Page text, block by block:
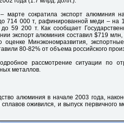
марте сократила экспорт алюминия
714 000 т, рафинированной меди – на
59 200 т. Как сообщает
экспорт алюминия составил $719
оценке Минэкономразвития,
80-82% от объема российского
рассмотрение ситуации по
металлов.
алюминия в начале 2003 года,
оживился, и выпуск первичного